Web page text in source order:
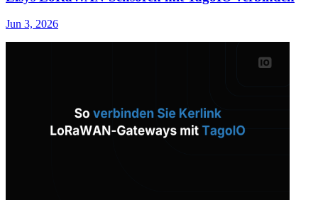
Jun 3, 2026